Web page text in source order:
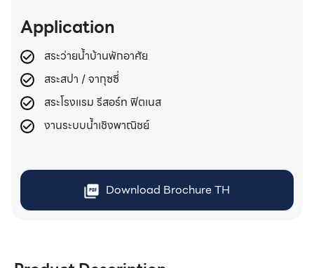
Application
สระว่ายน้ำบ้านพักอาศัย
สระสปา / จากุซซี่
สระโรงแรม รีสอร์ท ฟิตเนส
งานระบบน้ำเชิงพาณิชย์
Download Brochure TH